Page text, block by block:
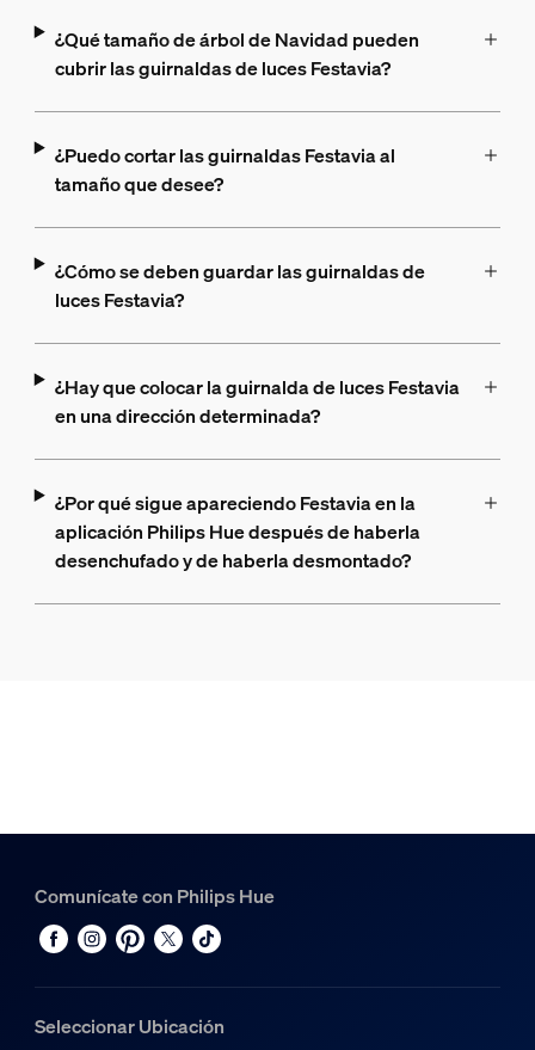
¿Qué tamaño de árbol de Navidad pueden
cubrir las guirnaldas de luces Festavia?
¿Puedo cortar las guirnaldas Festavia al
tamaño que desee?
¿Cómo se deben guardar las guirnaldas de
luces Festavia?
¿Hay que colocar la guirnalda de luces Festavia
en una dirección determinada?
¿Por qué sigue apareciendo Festavia en la
aplicación Philips Hue después de haberla
desenchufado y de haberla desmontado?
Comunícate con Philips Hue
Seleccionar Ubicación